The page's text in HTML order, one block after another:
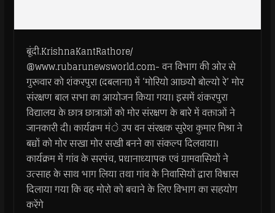
बूंदी.KrishnaKantRathore/
@www.rubarunewsworld.com- वन विभाग की ओर से
गुरूवार को शंकरपुरा (दबलाना) में ‘मोरियो आछ्योे बोल्यो रे’ मोर
संरक्षण बाल सभा का आयोजन किया गया। इसमें शंकरपुरा
विद्यालय के छात्र छात्राओं को मोर संरक्षण के बारे में वक्ताओं ने
जानकारी दी। कार्यक्रम मंे उप वन संरक्षक सुरेश कुमार मिश्रा ने
बच्चों को मोर सखा मोर सखी बनने का संकल्प दिलवाया।
कार्यक्रम में गांव के सरपंच, प्रधानाध्यापक एवं ग्रामवासियों ने
उत्साह के साथ भाग लिया तथा गांव के निवासियों द्वारा विश्वास
दिलाया गया कि वह मोरो को बचाने के लिए विभाग का सहयोग
करेंगे